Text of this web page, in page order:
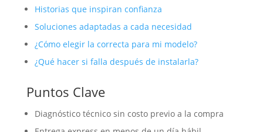
Historias que inspiran confianza
Soluciones adaptadas a cada necesidad
¿Cómo elegir la correcta para mi modelo?
¿Qué hacer si falla después de instalarla?
Puntos Clave
Diagnóstico técnico sin costo previo a la compra